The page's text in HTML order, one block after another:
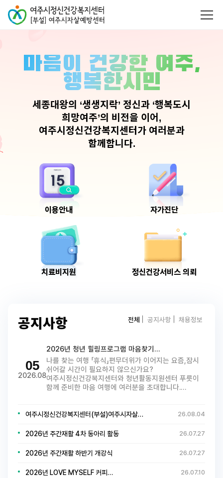
마음이 건강한 여주,
행복한시민
세종대왕의 ‘생생지락’ 정신과 ‘행복도시
희망여주’의 비전을 이어,
여주시정신건강복지센터가 여러분과
함께합니다.
이용안내 자가진단
치료비지원 정신건강서비스 의뢰
공지사항 전체 공지사항 채용정보
05
2026.08
2026년 청년 힐링프로그램 마음찾기…
나를 찾는 여행 「휴식」편무더위가 이어지는 요즘,잠시
쉬어갈 시간이 필요하지 않으신가요?
여주시정신건강복지센터와 청년활동지원센터 푸릇이
함께 준비한 마음 여행에 여러분을 초대합니다.…
여주시정신건강복지센터(부설)여주시자살… 26.08.04
2026년 주간재활 4차 동아리 활동 26.07.27
2026년 주간재활 하반기 개강식 26.07.27
2026년 LOVE MYSELF 커피… 26.07.10